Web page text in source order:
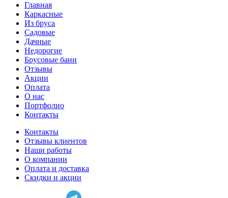
Главная
Каркасные
Из бруса
Садовые
Дачные
Недорогие
Брусовые бани
Отзывы
Акции
Оплата
О нас
Портфолио
Контакты
Контакты
Отзывы клиентов
Наши работы
О компании
Оплата и доставка
Скидки и акции